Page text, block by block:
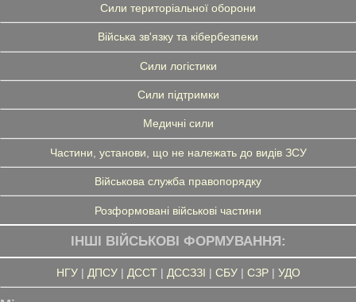
Сили територіальної оборони
Війська зв'язку та кібербезпеки
Сили логістики
Сили підтримки
Медичні сили
Частини, установи, що не належать до видів ЗСУ
Військова служба правопорядку
Розформовані військові частини
ІНШІ ВІЙСЬКОВІ ФОРМУВАННЯ:
НГУ| ДПСУ| ДССТ| ДССЗЗІ | СБУ| СЗР| УДО